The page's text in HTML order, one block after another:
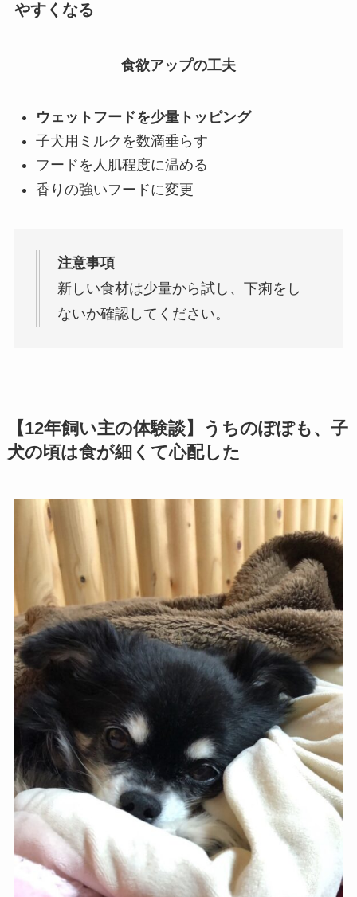
やすくなる
食欲アップの工夫
ウェットフードを少量トッピング
子犬用ミルクを数滴垂らす
フードを人肌程度に温める
香りの強いフードに変更
注意事項
新しい食材は少量から試し、下痢をし
ないか確認してください。
【12年飼い主の体験談】うちのぽぽも、子
犬の頃は食が細くて心配した